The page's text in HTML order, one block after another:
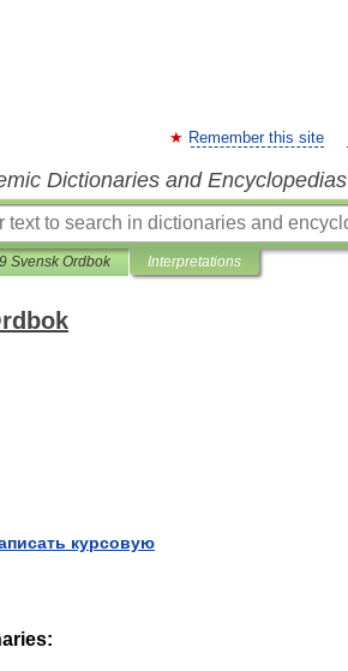
Remember this site
Dictionaries and Encyclopedias
Svensk Ordbok Interpretations
курсовую